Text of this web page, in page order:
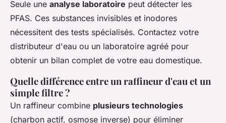
Seule une analyse laboratoire peut détecter les
PFAS. Ces substances invisibles et inodores
nécessitent des tests spécialisés. Contactez votre
distributeur d'eau ou un laboratoire agréé pour
obtenir un bilan complet de votre eau domestique.
Quelle différence entre un raffineur d'eau et un
simple filtre ?
Un raffineur combine plusieurs technologies
(charbon actif, osmose inverse) pour éliminer